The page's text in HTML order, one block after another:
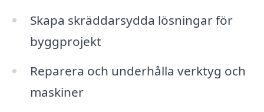
Skapa skräddarsydda lösningar för
byggprojekt
Reparera och underhålla verktyg och
maskiner